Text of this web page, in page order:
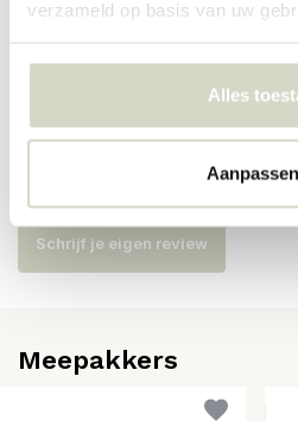
verzameld op basis van uw
Alles
Aanpassen
Reviews
Er zijn nog geen reviews geschreven
Schrijf je eigen review
Meepakkers